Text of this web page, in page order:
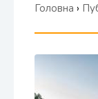
Головна ›